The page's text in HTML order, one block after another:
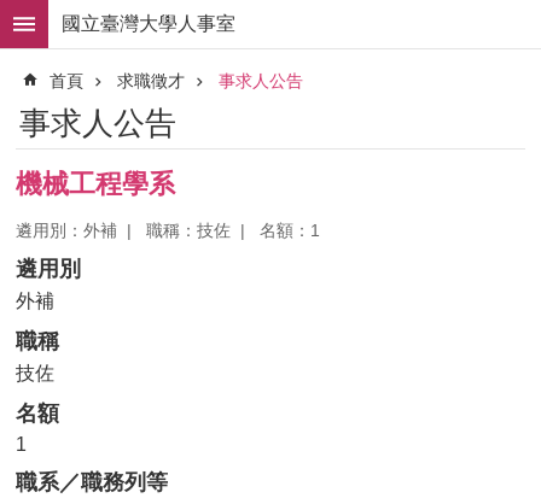
跳到主要內容區塊
進
階
搜
尋
求
職
徵
組
職
掌
人
事
法
規
國立臺灣大學人事室
首頁 求職徵才 事求人公告
事求人公告
機械工程學系
遴用別：外補 職稱：技佐 名額：1
遴用別
外補
職稱
技佐
名額
1
職系／職務列等